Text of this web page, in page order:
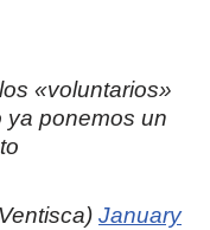
«voluntarios»
ya ponemos un
January